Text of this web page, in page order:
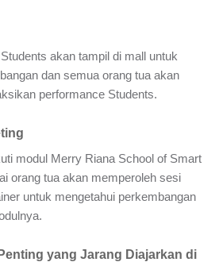
akan tampil di mall untuk
dan semua orang tua akan
performance Students.
modul Merry Riana School of Smart
orang tua akan memperoleh sesi
untuk mengetahui perkembangan
yang Jarang Diajarkan di